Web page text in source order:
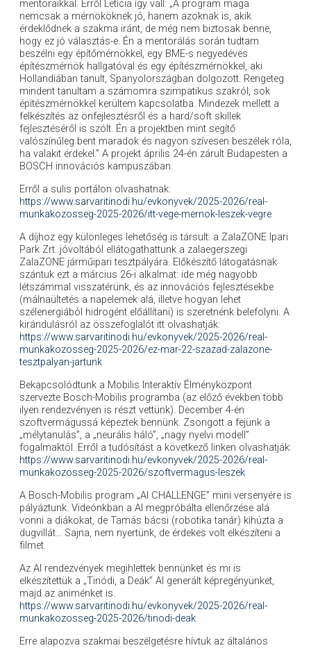
mentoraikkal. Erről Letícia így vall: „A program maga
nemcsak a mérnököknek jó, hanem azoknak is, akik
érdeklődnek a szakma iránt, de még nem biztosak benne,
hogy ez jó választás-e. Én a mentorálás során tudtam
beszélni egy építőmérnökkel, egy BME-s negyedéves
építészmérnök hallgatóval és egy építészmérnökkel, aki
Hollandiában tanult, Spanyolországban dolgozott. Rengeteg
mindent tanultam a számomra szimpatikus szakról, sok
építészmérnökkel kerültem kapcsolatba. Mindezek mellett a
felkészítés az önfejlesztésről és a hard/soft skillek
fejlesztéséről is szólt. Én a projektben mint segítő
valószínűleg bent maradok és nagyon szívesen beszélek róla,
ha valakit érdekel.” A projekt április 24-én zárult Budapesten a
BOSCH innovációs kampuszában.
Erről a sulis portálon olvashatnak:
https://www.sarvaritinodi.hu/evkonyvek/2025-2026/real-
munkakozosseg-2025-2026/itt-vege-mernok-leszek-vegre
A díjhoz egy különleges lehetőség is társult: a ZalaZONE Ipari
Park Zrt. jóvoltából ellátogathattunk a zalaegerszegi
ZalaZONE járműipari tesztpályára. Előkészítő látogatásnak
szántuk ezt a március 26-i alkalmat: ide még nagyobb
létszámmal visszatérünk, és az innovációs fejlesztésekbe
(málnaültetés a napelemek alá, illetve hogyan lehet
szélenergiából hidrogént előállítani) is szeretnénk belefolyni. A
kirándulásról az összefoglalót itt olvashatják:
https://www.sarvaritinodi.hu/evkonyvek/2025-2026/real-
munkakozosseg-2025-2026/ez-mar-22-szazad-zalazone-
tesztpalyan-jartunk
Bekapcsolódtunk a Mobilis Interaktív Élményközpont
szervezte Bosch-Mobilis programba (az előző években több
ilyen rendezvényen is részt vettünk). December 4-én
szoftvermágussá képeztek bennünk. Zsongott a fejünk a
„mélytanulás”, a „neurális háló”, „nagy nyelvi modell”
fogalmaktól. Erről a tudósítást a következő linken olvashatják:
https://www.sarvaritinodi.hu/evkonyvek/2025-2026/real-
munkakozosseg-2025-2026/szoftvermagus-leszek
A Bosch-Mobilis program „AI CHALLENGE” mini versenyére is
pályáztunk. Videónkban a AI megpróbálta ellenőrzése alá
vonni a diákokat, de Tamás bácsi (robotika tanár) kihúzta a
dugvillát… Sajna, nem nyertünk, de érdekes volt elkészíteni a
filmet.
Az AI rendezvények megihlettek bennünket és mi is
elkészítettük a „Tinódi, a Deák” AI generált képregényünket,
majd az animénket is.
https://www.sarvaritinodi.hu/evkonyvek/2025-2026/real-
munkakozosseg-2025-2026/tinodi-deak
Erre alapozva szakmai beszélgetésre hívtuk az általános